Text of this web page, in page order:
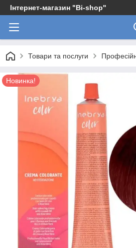
Інтернет-магазин "Bi-shop"
Товари та послуги
Новинка!